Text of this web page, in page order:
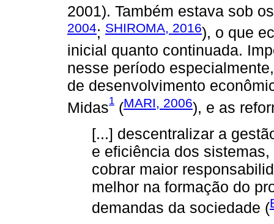
2001). Também estava sob
2004; SHIROMA, 2016), o que
inicial quanto continuada.
nesse período
de desenvolvimento
Midas1 (MARI, 2006), e as
[...] descentralizar a
e eficiência dos
cobrar maior
melhor na formação do
demandas da sociedade (